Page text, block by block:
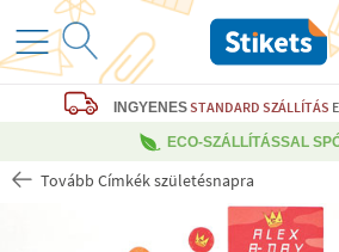
INGYENESSTANDARD SZÁLLÍTÁS
ECO-SZÁLLÍTÁSSAL
Tovább Címkék születésnapra